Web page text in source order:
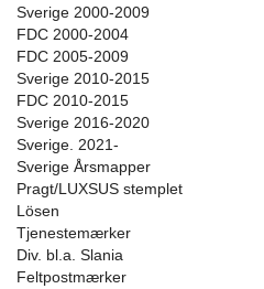
Sverige 2000-2009
FDC 2000-2004
FDC 2005-2009
Sverige 2010-2015
FDC 2010-2015
Sverige 2016-2020
Sverige. 2021-
Sverige Årsmapper
Pragt/LUXSUS stemplet
Lösen
Tjenestemærker
Div. bl.a. Slania
Feltpostmærker